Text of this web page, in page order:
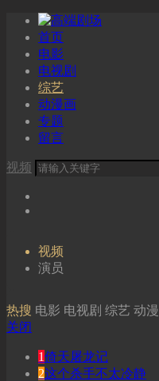
首页
电影
电视剧
综艺
动漫画
专题
留言
视频
视频
演员
热搜 电影 电视剧 综艺 动漫
关闭
1倚天屠龙记
2这个杀手不太冷静